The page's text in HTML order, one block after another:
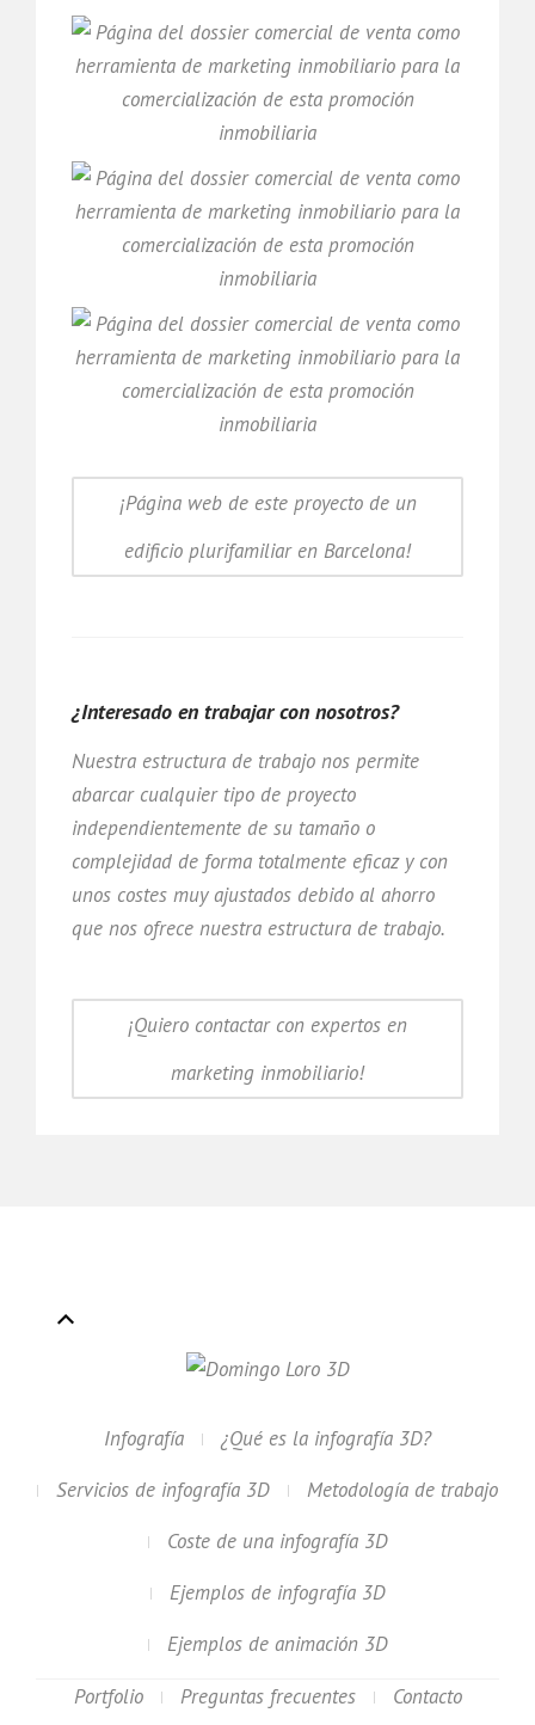
¡Página web de este proyecto de un
edificio plurifamiliar en Barcelona!
¿Interesado en trabajar con nosotros?
Nuestra estructura de trabajo nos permite
abarcar cualquier tipo de proyecto
independientemente de su tamaño o
complejidad de forma totalmente eficaz y con
unos costes muy ajustados debido al ahorro
que nos ofrece nuestra estructura de trabajo.
¡Quiero contactar con expertos en
marketing inmobiliario!
Infografía
¿Qué es la infografía 3D?
Servicios de infografía 3D
Metodología de trabajo
Coste de una infografía 3D
Ejemplos de infografía 3D
Ejemplos de animación 3D
Portfolio
Preguntas frecuentes Contacto